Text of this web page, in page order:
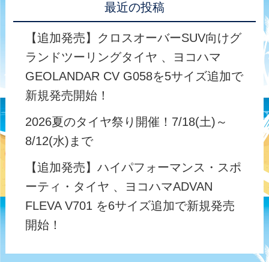
最近の投稿
【追加発売】クロスオーバーSUV向けグ
ランドツーリングタイヤ 、ヨコハマ
GEOLANDAR CV G058を5サイズ追加で
新規発売開始！
2026夏のタイヤ祭り開催！7/18(土)～
8/12(水)まで
【追加発売】ハイパフォーマンス・スポ
ーティ・タイヤ 、ヨコハマADVAN
FLEVA V701 を6サイズ追加で新規発売
開始！